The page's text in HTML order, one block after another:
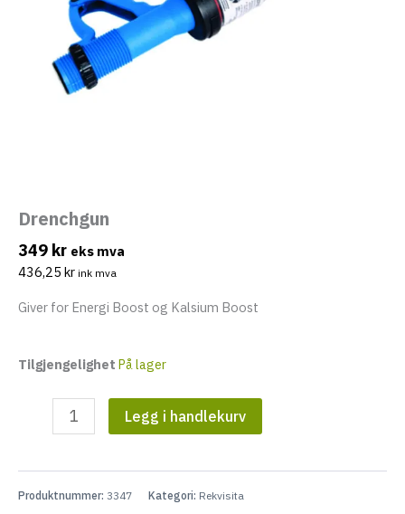
Drenchgun
349 kr eks mva
436,25 kr ink mva
Giver for Energi Boost og Kalsium Boost
Tilgjengelighet På lager
Drenchgun
Legg i handlekurv
Produktnummer: 3347 Kategori: Rekvisita